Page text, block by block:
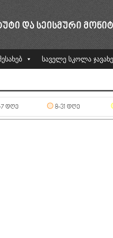
ᲓᲐ ᲡᲔᲘᲡᲛᲣᲠᲘ
საველე სკოლა
7 ᲓᲦᲔ 8-31 ᲓᲦᲔ